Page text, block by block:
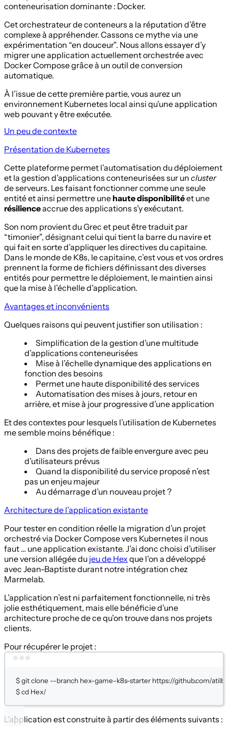
conteneurisation dominante : Docker.
Cet orchestrateur de conteneurs a la réputation d’être
complexe à appréhender. Cassons ce mythe via une
expérimentation “en douceur”. Nous allons essayer d’y
migrer une application actuellement orchestrée avec
Docker Compose grâce à un outil de conversion
automatique.
À l’issue de cette première partie, vous aurez un
environnement Kubernetes local ainsi qu’une application
web pouvant y être exécutée.
Un peu de contexte
Présentation de Kubernetes
Cette plateforme permet l’automatisation du déploiement
et la gestion d’applications conteneurisées sur un cluster
de serveurs. Les faisant fonctionner comme une seule
entité et ainsi permettre une haute disponibilitéet une
résilienceaccrue des applications s’y exécutant.
Son nom provient du Grec et peut être traduit par
“timonier”, désignant celui qui tient la barre du navire et
qui fait en sorte d’appliquer les directives du capitaine.
Dans le monde de K8s, le capitaine, c’est vous et vos ordres
prennent la forme de fichiers définissant des diverses
entités pour permettre le déploiement, le maintien ainsi
que la mise à l’échelle d’application.
Avantages et inconvénients
Quelques raisons qui peuvent justifier son utilisation :
Simplification de la gestion d’une multitude
d’applications conteneurisées
Mise à l’échelle dynamique des applications en
fonction des besoins
Permet une haute disponibilité des services
Automatisation des mises à jours, retour en
arrière, et mise à jour progressive d’une application
Et des contextes pour lesquels l’utilisation de Kubernetes
me semble moins bénéfique :
Dans des projets de faible envergure avec peu
d’utilisateurs prévus
Quand la disponibilité du service proposé n’est
pas un enjeu majeur
Au démarrage d’un nouveau projet ?
Architecture de l’application existante
Pour tester en condition réelle la migration d’un projet
orchestré via Docker Compose vers Kubernetes il nous
faut … une application existante. J’ai donc choisi d’utiliser
une version allégée du jeu de Hex que l’on a développé
avec Jean-Baptiste durant notre intégration chez
Marmelab.
L’application n’est ni parfaitement fonctionnelle, ni très
jolie esthétiquement, mais elle bénéficie d’une
architecture proche de ce qu’on trouve dans nos projets
clients.
Pour récupérer le projet :
$gitclone --branch hex-game-k8s-starter https://github.com/
$cd Hex/
L’application est construite à partir des éléments suivants :